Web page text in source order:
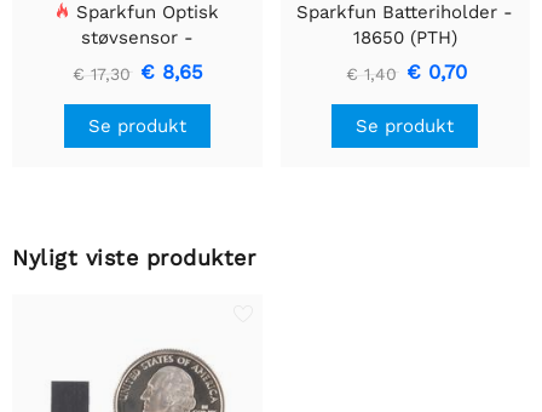
Sparkfun Optisk
støvsensor -
GP2Y1010AU0F
€ 17,30 € 8,65
Se produkt
Sparkfun Batteriholder -
18650 (PTH)
€ 1,40 € 0,70
Se produkt
Nyligt viste produkter